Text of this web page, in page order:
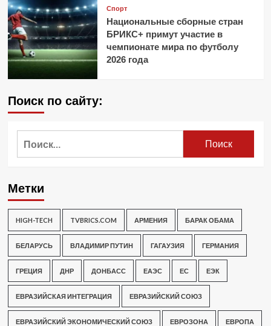
Спорт
Национальные сборные стран
БРИКС+ примут участие в
чемпионате мира по футболу
2026 года
Поиск по сайту:
Метки
HIGH-TECH TVBRICS.COM АРМЕНИЯ БАРАК ОБАМА
БЕЛАРУСЬ ВЛАДИМИР ПУТИН ГАГАУЗИЯ ГЕРМАНИЯ
ГРЕЦИЯ ДНР ДОНБАСС ЕАЭС ЕС ЕЭК
ЕВРАЗИЙСКАЯ ИНТЕГРАЦИЯ ЕВРАЗИЙСКИЙ СОЮЗ
ЕВРАЗИЙСКИЙ ЭКОНОМИЧЕСКИЙ СОЮЗ ЕВРОЗОНА ЕВРОПА